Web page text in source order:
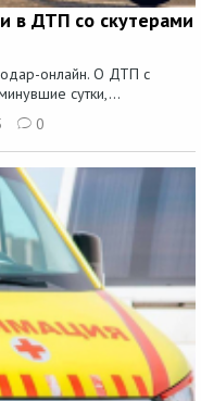
в ДТП со скутерами
онлайн. О ДТП с
сутки,...
0